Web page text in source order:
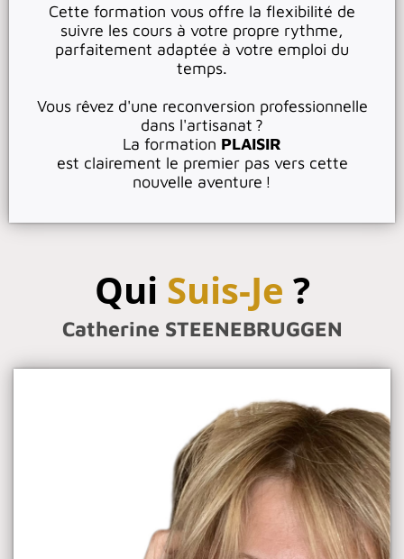
Cette formation vous offre la flexibilité de
suivre les cours à votre propre rythme,
parfaitement adaptée à votre emploi du
temps.
Vous rêvez d'une reconversion professionnelle
dans l'artisanat ?
La formation PLAISIR
est clairement le premier pas vers cette
nouvelle aventure !
Qui Suis-Je ?
Catherine STEENEBRUGGEN